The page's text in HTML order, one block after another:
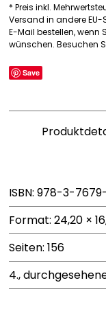
* Preis inkl.
Versand in andere EU-
E-Mail bestellen,
wünschen. Besuchen
Save
ISBN: 978-3-
Format: 24,20 ×
Seiten: 156
4.,